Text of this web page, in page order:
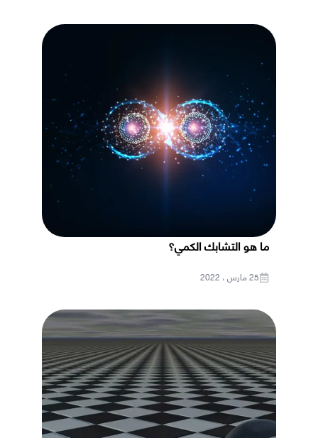
ما هو التشابك الكمي؟
25 مارس ، 2022